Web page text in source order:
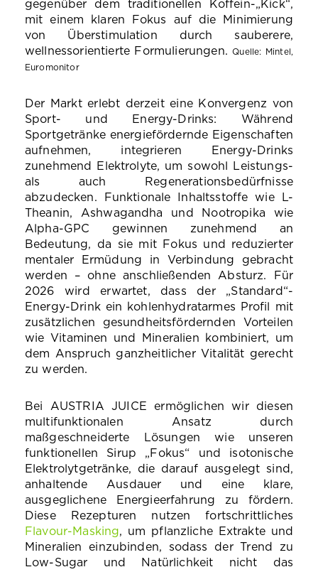
gegenüber dem traditionellen Koffein-„Kick“,
mit einem klaren Fokus auf die Minimierung
von Überstimulation durch sauberere,
wellnessorientierte Formulierungen.Quelle: Mintel,
Euromonitor
Der Markt erlebt derzeit eine Konvergenz von
Sport- und Energy-Drinks: Während
Sportgetränke energiefördernde Eigenschaften
aufnehmen, integrieren Energy-Drinks
zunehmend Elektrolyte, um sowohl Leistungs-
als auch Regenerationsbedürfnisse
abzudecken. Funktionale Inhaltsstoffe wie L-
Theanin, Ashwagandha und Nootropika wie
Alpha-GPC gewinnen zunehmend an
Bedeutung, da sie mit Fokus und reduzierter
mentaler Ermüdung in Verbindung gebracht
werden – ohne anschließenden Absturz. Für
2026 wird erwartet, dass der „Standard“-
Energy-Drink ein kohlenhydratarmes Profil mit
zusätzlichen gesundheitsfördernden Vorteilen
wie Vitaminen und Mineralien kombiniert, um
dem Anspruch ganzheitlicher Vitalität gerecht
zu werden.
Bei AUSTRIA JUICE ermöglichen wir diesen
multifunktionalen Ansatz durch
maßgeschneiderte Lösungen wie unseren
funktionellen Sirup „Fokus“ und isotonische
Elektrolytgetränke, die darauf ausgelegt sind,
anhaltende Ausdauer und eine klare,
ausgeglichene Energieerfahrung zu fördern.
Diese Rezepturen nutzen fortschrittliches
Flavour-Masking, um pflanzliche Extrakte und
Mineralien einzubinden, sodass der Trend zu
Low-Sugar und Natürlichkeit nicht das